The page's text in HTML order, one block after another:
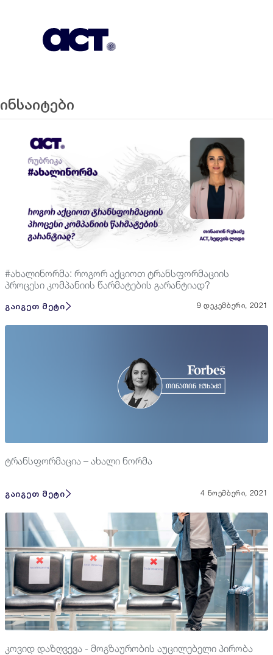
ინსაიტები
#ახალინორმა: როგორ აქციოთ ტრანსფორმაციის
პროცესი კომპანიის წარმატების გარანტიად?
გაიგეთ მეტი 9 დეკემბერი, 2021
ტრანსფორმაცია – ახალი ნორმა
გაიგეთ მეტი 4 ნოემბერი, 2021
კოვიდ დაზღვევა - მოგზაურობის აუცილებელი პირობა